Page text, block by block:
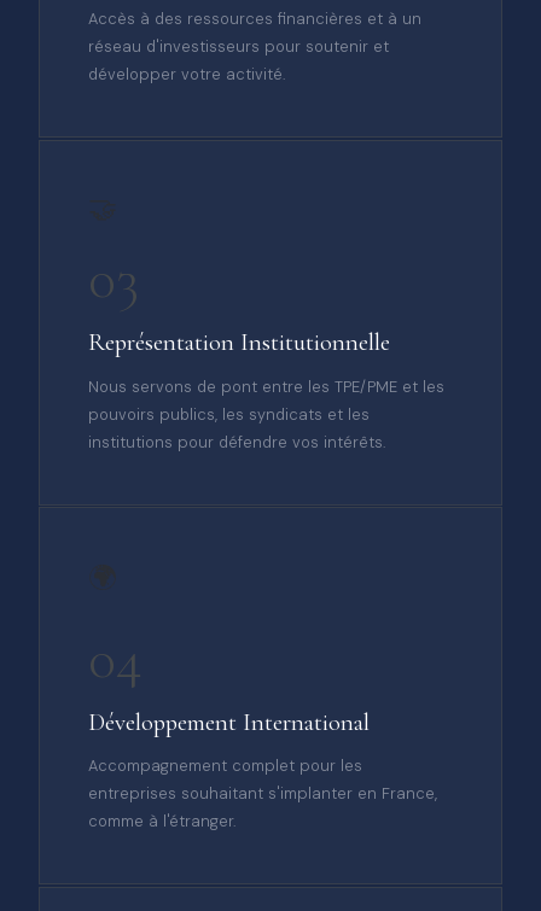
Accès à des ressources financières et à un
réseau d'investisseurs pour soutenir et
développer votre activité.
03
Représentation Institutionnelle
Nous servons de pont entre les TPE/PME et les
pouvoirs publics, les syndicats et les
institutions pour défendre vos intérêts.
04
Développement International
Accompagnement complet pour les
entreprises souhaitant s'implanter en France,
comme à l'étranger.